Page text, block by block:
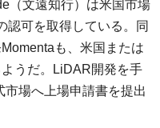
（文遠知行）は米国市場
認可を取得している。同
も、米国または
うだ。LiDAR開発を手
場へ上場申請書を提出